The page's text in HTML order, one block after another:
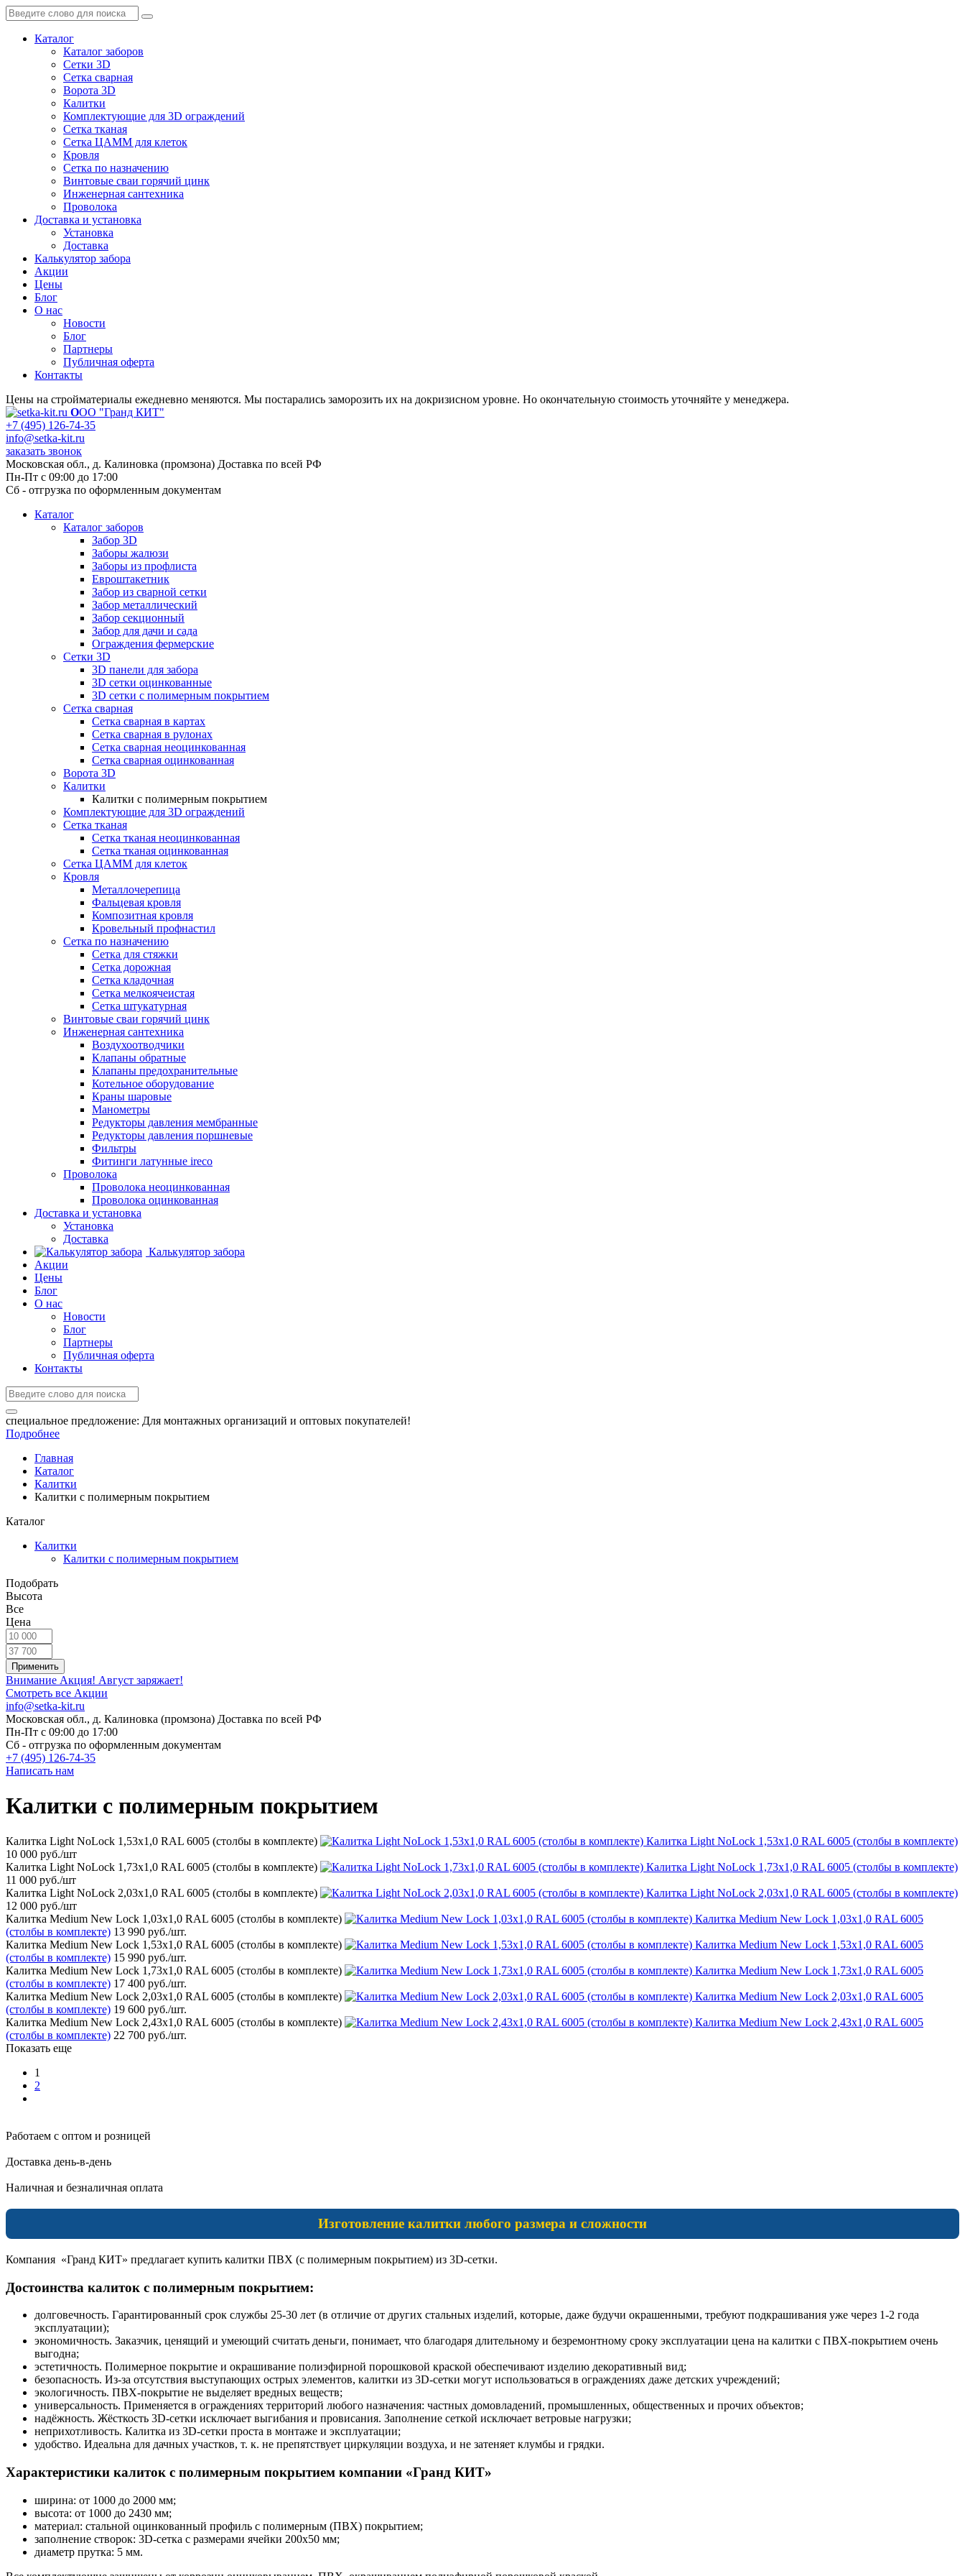
Каталог
Каталог заборов
Сетки 3D
Сетка сварная
Ворота 3D
Калитки
Комплектующие для 3D ограждений
Сетка тканая
Сетка ЦАММ для клеток
Кровля
Сетка по назначению
Винтовые сваи горячий цинк
Инженерная сантехника
Проволока
Доставка и установка
Установка
Доставка
Калькулятор забора
Акции
Цены
Блог
О нас
Новости
Блог
Партнеры
Публичная оферта
Контакты
Цены на стройматериалы ежедневно меняются. Мы постарались заморозить их на докризисном уровне. Но окончательную стоимость уточняйте у менеджера.
ООО "Гранд КИТ"
+7 (495) 126-74-35
info@setka-kit.ru
заказать звонок
Московская обл., д. Калиновка (промзона) Доставка по всей РФ
Пн-Пт с 09:00 до 17:00
Сб - отгрузка по оформленным документам
Каталог
Каталог заборов
Забор 3D
Заборы жалюзи
Заборы из профлиста
Евроштакетник
Забор из сварной сетки
Забор металлический
Забор секционный
Забор для дачи и сада
Ограждения фермерские
Сетки 3D
3D панели для забора
3D сетки оцинкованные
3D сетки с полимерным покрытием
Сетка сварная
Сетка сварная в картах
Сетка сварная в рулонах
Сетка сварная неоцинкованная
Сетка сварная оцинкованная
Ворота 3D
Калитки
Калитки с полимерным покрытием
Комплектующие для 3D ограждений
Сетка тканая
Сетка тканая неоцинкованная
Сетка тканая оцинкованная
Сетка ЦАММ для клеток
Кровля
Металлочерепица
Фальцевая кровля
Композитная кровля
Кровельный профнастил
Сетка по назначению
Сетка для стяжки
Сетка дорожная
Сетка кладочная
Сетка мелкоячеистая
Сетка штукатурная
Винтовые сваи горячий цинк
Инженерная сантехника
Воздухоотводчики
Клапаны обратные
Клапаны предохранительные
Котельное оборудование
Краны шаровые
Манометры
Редукторы давления мембранные
Редукторы давления поршневые
Фильтры
Фитинги латунные ireco
Проволока
Проволока неоцинкованная
Проволока оцинкованная
Доставка и установка
Установка
Доставка
Калькулятор забора
Акции
Цены
Блог
О нас
Новости
Блог
Партнеры
Публичная оферта
Контакты
специальное предложение: Для монтажных организаций и оптовых покупателей!
Подробнее
Главная
Каталог
Калитки
Калитки с полимерным покрытием
Каталог
Калитки
Калитки с полимерным покрытием
Подобрать
Высота
Все
Цена
Внимание Акция! Август заряжает!
Смотреть все Акции
info@setka-kit.ru
Московская обл., д. Калиновка (промзона) Доставка по всей РФ
Пн-Пт с 09:00 до 17:00
Сб - отгрузка по оформленным документам
+7 (495) 126-74-35
Написать нам
Калитки с полимерным покрытием
Калитка Light NoLock 1,53х1,0 RAL 6005 (столбы в комплекте)
Калитка Light NoLock 1,53х1,0 RAL 6005 (столбы в комплекте)
10 000 руб./шт
Калитка Light NoLock 1,73х1,0 RAL 6005 (столбы в комплекте)
Калитка Light NoLock 1,73х1,0 RAL 6005 (столбы в комплекте)
11 000 руб./шт
Калитка Light NoLock 2,03х1,0 RAL 6005 (столбы в комплекте)
Калитка Light NoLock 2,03х1,0 RAL 6005 (столбы в комплекте)
12 000 руб./шт
Калитка Medium New Lock 1,03х1,0 RAL 6005 (столбы в комплекте)
Калитка Medium New Lock 1,03х1,0 RAL 6005
(столбы в комплекте) 13 990 руб./шт.
Калитка Medium New Lock 1,53х1,0 RAL 6005 (столбы в комплекте)
Калитка Medium New Lock 1,53х1,0 RAL 6005
(столбы в комплекте) 15 990 руб./шт.
Калитка Medium New Lock 1,73х1,0 RAL 6005 (столбы в комплекте)
Калитка Medium New Lock 1,73х1,0 RAL 6005
(столбы в комплекте) 17 400 руб./шт.
Калитка Medium New Lock 2,03х1,0 RAL 6005 (столбы в комплекте)
Калитка Medium New Lock 2,03х1,0 RAL 6005
(столбы в комплекте) 19 600 руб./шт.
Калитка Medium New Lock 2,43х1,0 RAL 6005 (столбы в комплекте)
Калитка Medium New Lock 2,43х1,0 RAL 6005
(столбы в комплекте) 22 700 руб./шт.
Показать еще
1
2
Работаем с оптом и розницей
Доставка день-в-день
Наличная и безналичная оплата
Изготовление калитки любого размера и сложности
Компания «Гранд КИТ» предлагает купить калитки ПВХ (с полимерным покрытием) из 3D-сетки.
Достоинства калиток с полимерным покрытием:
долговечность. Гарантированный срок службы 25-30 лет (в отличие от других стальных изделий, которые, даже будучи окрашенными, требуют подкрашивания уже через 1-2 года
эксплуатации);
экономичность. Заказчик, ценящий и умеющий считать деньги, понимает, что благодаря длительному и безремонтному сроку эксплуатации цена на калитки с ПВХ-покрытием очень
выгодна;
эстетичность. Полимерное покрытие и окрашивание полиэфирной порошковой краской обеспечивают изделию декоративный вид;
безопасность. Из-за отсутствия выступающих острых элементов, калитки из 3D-сетки могут использоваться в ограждениях даже детских учреждений;
экологичность. ПВХ-покрытие не выделяет вредных веществ;
универсальность. Применяется в ограждениях территорий любого назначения: частных домовладений, промышленных, общественных и прочих объектов;
надёжность. Жёсткость 3D-сетки исключает выгибания и провисания. Заполнение сеткой исключает ветровые нагрузки;
неприхотливость. Калитка из 3D-сетки проста в монтаже и эксплуатации;
удобство. Идеальна для дачных участков, т. к. не препятствует циркуляции воздуха, и не затеняет клумбы и грядки.
Характеристики калиток с полимерным покрытием компании «Гранд КИТ»
ширина: от 1000 до 2000 мм;
высота: от 1000 до 2430 мм;
материал: стальной оцинкованный профиль с полимерным (ПВХ) покрытием;
заполнение створок: 3D-сетка с размерами ячейки 200х50 мм;
диаметр прутка: 5 мм.